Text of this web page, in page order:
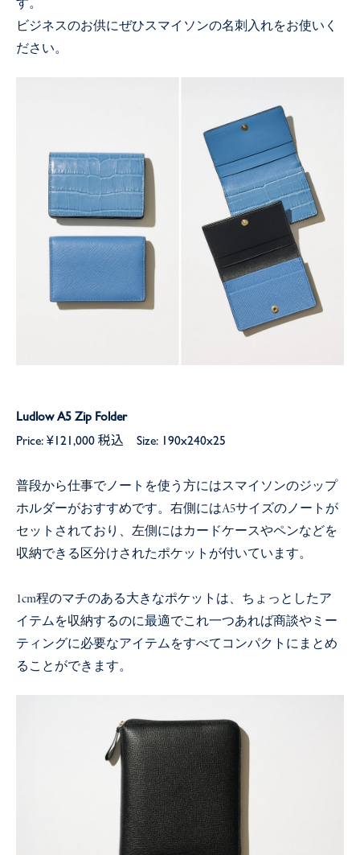
す。
ビジネスのお供にぜひスマイソンの名刺入れをお使いく
ださい。
Ludlow A5 Zip Folder
Price: ¥121,000 税込 Size: 190x240x25
普段から仕事でノートを使う方にはスマイソンのジップ
ホルダーがおすすめです。右側にはA5サイズのノートが
セットされており、左側にはカードケースやペンなどを
収納できる区分けされたポケットが付いています。
1cm程のマチのある大きなポケットは、ちょっとしたア
イテムを収納するのに最適でこれ一つあれば商談やミー
ティングに必要なアイテムをすべてコンパクトにまとめ
ることができます。